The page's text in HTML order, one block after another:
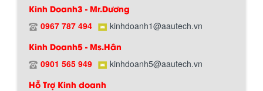
Kinh Doanh3 - Mr.Dương
0967 787 494 kinhdoanh1@aautech.vn
Kinh Doanh5 - Ms.Hân
0901 565 949 kinhdoanh5@aautech.vn
Hỗ Trợ Kinh doanh
Máy trộn bột khô 500kg được thiết kế
thân bồn nằm ngang, với cánh trộn bột
xoay đảo thuận nghịch. Vật liệu...